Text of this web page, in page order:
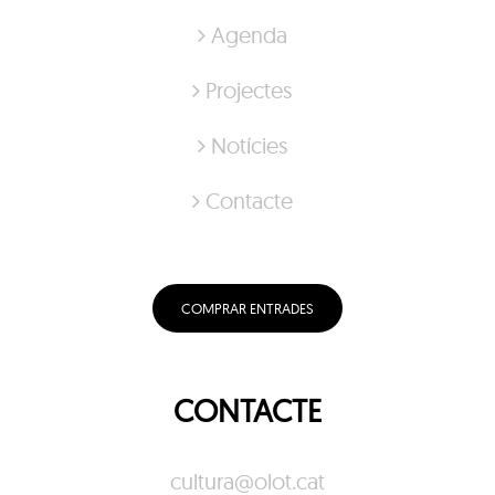
Agenda
Projectes
Notícies
Contacte
COMPRAR ENTRADES
CONTACTE
cultura@olot.cat